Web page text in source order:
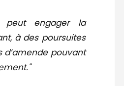
peut engager la
à des poursuites
pouvant